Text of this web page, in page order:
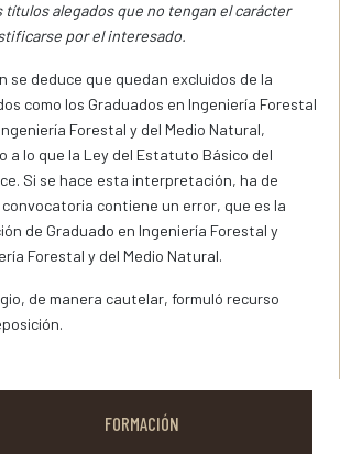
títulos alegados que no tengan el carácter
por el interesado.
se deduce que quedan excluidos de la
como los Graduados en Ingeniería Forestal
Forestal y del Medio Natural,
a lo que la Ley del Estatuto Básico del
Si se hace esta interpretación, ha de
contiene un error, que es la
de Graduado en Ingeniería Forestal y
Forestal y del Medio Natural.
de manera cautelar, formuló recurso
FORMACIÓN